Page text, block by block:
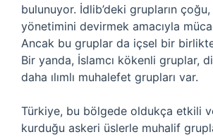
bulunuyor. İdlib’deki grupların çoğu,
yönetimini devirmek amacıyla
Ancak bu gruplar da içsel bir
Bir yanda, İslamcı kökenli gruplar,
daha ılımlı muhalefet grupları var.
Türkiye, bu bölgede oldukça etkili
kurduğu askeri üslerle muhalif